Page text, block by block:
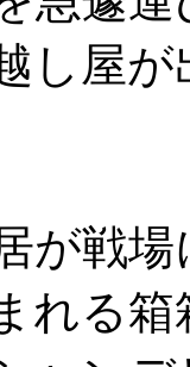
し屋
が戦場
れる